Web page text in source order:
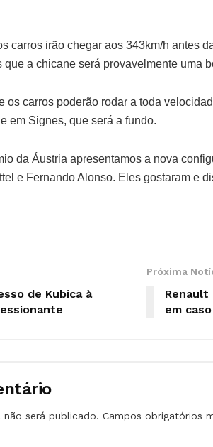
carros irão chegar aos 343km/h antes
que a chicane será provavelmente uma
os carros poderão rodar a toda
em Signes, que será a fundo.
da Áustria apresentamos a nova
e Fernando Alonso. Eles gostaram e
de Kubica à
Próxima
Renault
em
não será publicado. Campos obrigatórios